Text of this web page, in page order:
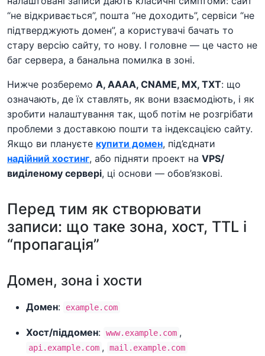
“не відкривається”, пошта “не доходить”, сервіси “не
підтверджують домен”, а користувачі бачать то
стару версію сайту, то нову. І головне — це часто не
баг сервера, а банальна помилка в зоні.
Нижче розберемо A, AAAA, CNAME, MX, TXT: що
означають, де їх ставлять, як вони взаємодіють, і як
зробити налаштування так, щоб потім не розгрібати
проблеми з доставкою пошти та індексацією сайту.
Якщо ви плануєте купити домен, під’єднати
надійний хостинг, або підняти проект на VPS/
виділеному сервері, ці основи — обов’язкові.
Перед тим як створювати
записи: що таке зона, хост, TTL і
“пропагація”
Домен, зона і хости
Домен: example.com
Хост/піддомен: www.example.com ,
api.example.com , mail.example.com